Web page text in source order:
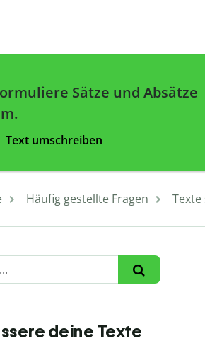
Sätze und Absätze
Text umschreiben
Häufig gestellte Fragen
deine Texte